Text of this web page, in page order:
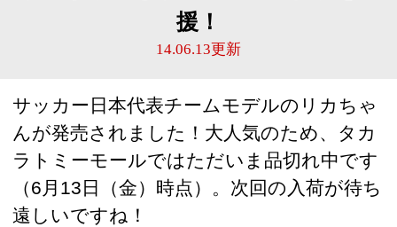
サッカー日本代表チームモデルのリカちゃ
（6月13日（金）時点）。次回の入荷が待ち
遠しいですね！